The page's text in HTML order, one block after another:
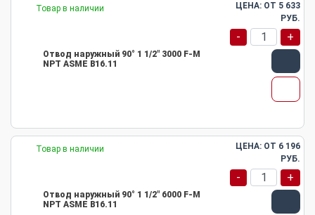
Товар в наличии
Отвод наружный 90° 1 1/2" 3000 F-M
NPT ASME B16.11
ЦЕНА: ОТ 5 633
РУБ.
- +
Товар в наличии
Отвод наружный 90° 1 1/2" 6000 F-M
NPT ASME B16.11
ЦЕНА: ОТ 6 196
РУБ.
- +